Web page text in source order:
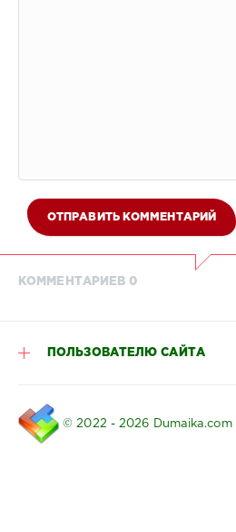
ОТПРАВИТЬ КОММЕНТАРИЙ
КОММЕНТАРИЕВ 0
ПОЛЬЗОВАТЕЛЮ САЙТА
© 2022 - 2026 Dumaika.com